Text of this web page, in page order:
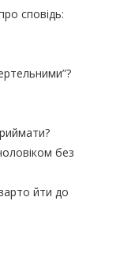
сповідь:
без
йти до